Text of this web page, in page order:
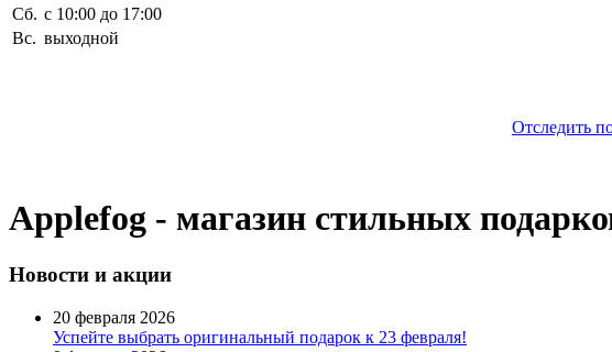
Сб. c 10:00 до 17:00
Вс. выходной
Отследить
Applefog - магазин стильных
Новости и акции
20 февраля 2026
Успейте выбрать оригинальный подарок к 23 февраля!